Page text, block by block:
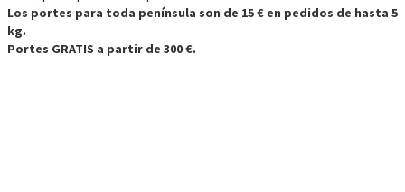
Los portes para toda península son de 15 € en pedidos de hasta 5
kg.
Portes GRATIS a partir de 300 €.